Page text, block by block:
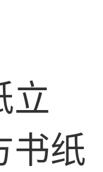
立
书纸